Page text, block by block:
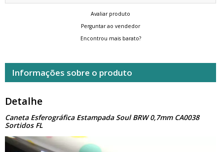
Avaliar produto
Perguntar ao vendedor
Encontrou mais barato?
Informações sobre o produto
Detalhe
Caneta Esferográfica Estampada Soul BRW 0,7mm CA0038
Sortidos FL